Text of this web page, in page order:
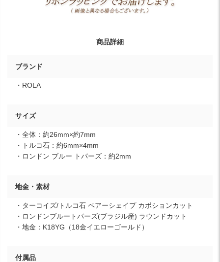
商品詳細
ブランド
・ROLA
サイズ
・全体：約26mm×約7mm
・トルコ石：約6mm×4mm
・ロンドン ブルー トパーズ：約2mm
地金・素材
・ターコイズ/トルコ石 ペアーシェイプ カボションカット
・ロンドンブルートパーズ(ブラジル産) ラウンドカット
・地金：K18YG（18金イエローゴールド）
付属品